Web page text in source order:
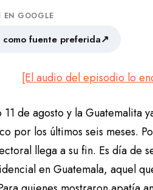
EN GOOGLE
fuente preferida↗
[El audio del episodio lo
11 de agosto y la Guatemalita
por los últimos seis meses.
llega a su fin. Es día de
en Guatemala, aquel